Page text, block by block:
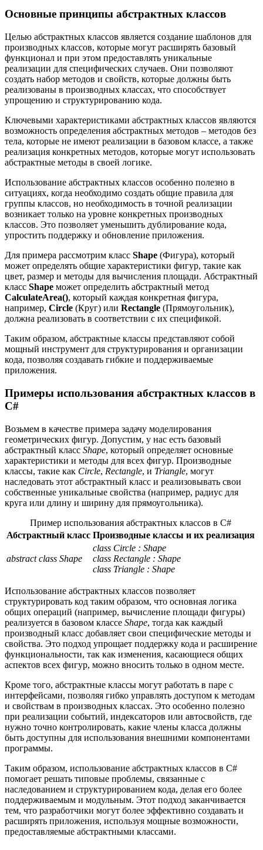
Основные принципы абстрактных классов
Целью абстрактных классов является создание шаблонов для
производных классов, которые могут расширять базовый
функционал и при этом предоставлять уникальные
реализации для специфических случаев. Они позволяют
создать набор методов и свойств, которые должны быть
реализованы в производных классах, что способствует
упрощению и структурированию кода.
Ключевыми характеристиками абстрактных классов являются
возможность определения абстрактных методов – методов без
тела, которые не имеют реализации в базовом классе, а также
реализация конкретных методов, которые могут использовать
абстрактные методы в своей логике.
Использование абстрактных классов особенно полезно в
ситуациях, когда необходимо создать общие правила для
группы классов, но необходимость в точной реализации
возникает только на уровне конкретных производных
классов. Это позволяет уменьшить дублирование кода,
упростить поддержку и обновление приложения.
Для примера рассмотрим класс Shape (Фигура), который
может определять общие характеристики фигур, такие как
цвет, размер и методы для вычисления площади. Абстрактный
класс Shape может определить абстрактный метод
CalculateArea(), который каждая конкретная фигура,
например, Circle (Круг) или Rectangle (Прямоугольник),
должна реализовать в соответствии с их спецификой.
Таким образом, абстрактные классы представляют собой
мощный инструмент для структурирования и организации
кода, позволяя создавать гибкие и поддерживаемые
приложения.
Примеры использования абстрактных классов в
C#
Возьмем в качестве примера задачу моделирования
геометрических фигур. Допустим, у нас есть базовый
абстрактный класс Shape, который определяет основные
характеристики и методы для всех фигур. Производные
классы, такие как Circle, Rectangle, и Triangle, могут
наследовать этот абстрактный класс и реализовывать свои
собственные уникальные свойства (например, радиус для
круга или длину и ширину для прямоугольника).
Пример использования абстрактных классов в C#
Абстрактный класс Производные классы и их реализация
abstract class Shape
class Circle : Shape
class Rectangle : Shape
class Triangle : Shape
Использование абстрактных классов позволяет
структурировать код таким образом, что основная логика
общих операций (например, вычисление площади фигуры)
реализуется в базовом классе Shape, тогда как каждый
производный класс добавляет свои специфические методы и
свойства. Это подход упрощает поддержку кода и расширение
функциональности, так как изменения, касающиеся общих
аспектов всех фигур, можно вносить только в одном месте.
Кроме того, абстрактные классы могут работать в паре с
интерфейсами, позволяя гибко управлять доступом к методам
и свойствам в производных классах. Это особенно полезно
при реализации событий, индексаторов или автосвойств, где
нужно точно контролировать, какие члены класса должны
быть доступны для использования внешними компонентами
программы.
Таким образом, использование абстрактных классов в C#
помогает решать типовые проблемы, связанные с
наследованием и структурированием кода, делая его более
поддерживаемым и модульным. Этот подход заканчивается
тем, что разработчики могут более эффективно создавать и
расширять приложения, используя мощные возможности,
предоставляемые абстрактными классами.